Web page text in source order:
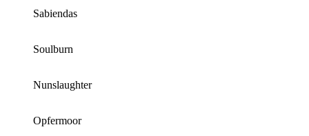
Sabiendas
Soulburn
Nunslaughter
Opfermoor